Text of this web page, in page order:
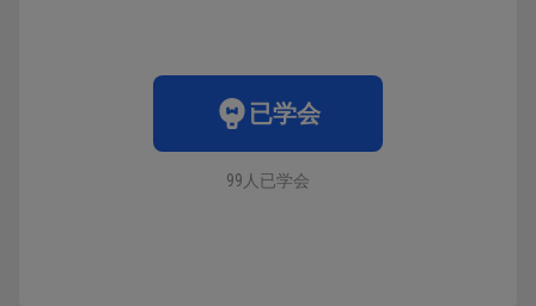
已学会
99人已学会